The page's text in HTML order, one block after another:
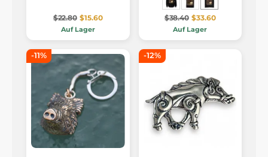
$22.80 $15.60
Auf Lager
$38.40 $33.60
Auf Lager
-11% -12%